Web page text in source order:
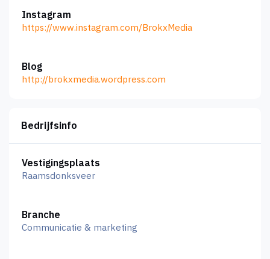
Instagram
https://www.instagram.com/BrokxMedia
Blog
http://brokxmedia.wordpress.com
Bedrijfsinfo
Vestigingsplaats
Raamsdonksveer
Branche
Communicatie & marketing